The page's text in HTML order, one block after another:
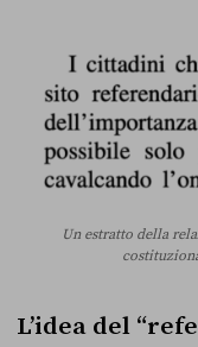
Un estratto della
L’idea del